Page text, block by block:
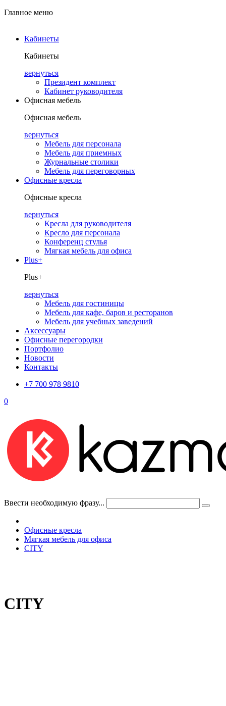
Главное меню
Кабинеты
Кабинеты
вернуться
Президент комплект
Кабинет руководителя
Офисная мебель
Офисная мебель
вернуться
Мебель для персонала
Мебель для приемных
Журнальные столики
Мебель для переговорных
Офисные кресла
Офисные кресла
вернуться
Кресла для руководителя
Кресло для персонала
Конференц стулья
Мягкая мебель для офиса
Plus+
Plus+
вернуться
Мебель для гостиницы
Мебель для кафе, баров и ресторанов
Мебель для учебных заведений
Аксессуары
Офисные перегородки
Портфолио
Новости
Контакты
+7 700 978 9810
0
Ввести необходимую фразу...
Офисные кресла
Мягкая мебель для офиса
CITY
CITY